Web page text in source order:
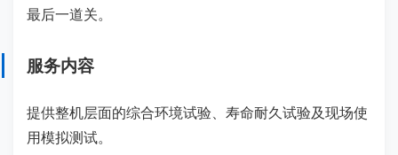
最后一道关。
服务内容
提供整机层面的综合环境试验、寿命耐久试验及现场使
用模拟测试。